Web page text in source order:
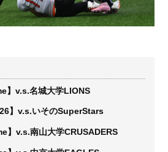
】v.s.名城大学LIONS
】v.s.いそのSuperStars
】v.s.南山大学CRUSADERS